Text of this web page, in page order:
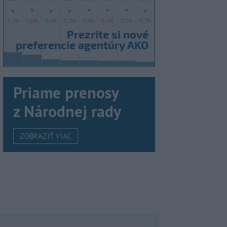
Priame prenosy
z Národnej rady
ZOBRAZIŤ VIAC